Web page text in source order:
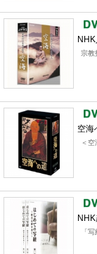
宗教
空海
＜
「